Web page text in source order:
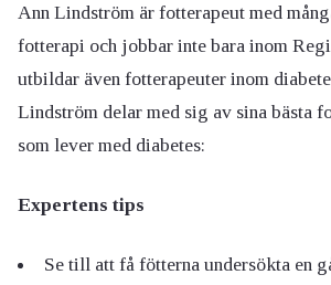
Ann Lindström är fotterapeut med
fotterapi och jobbar inte bara inom
utbildar även fotterapeuter inom
Lindström delar med sig av sina bästa
som lever med diabetes:
Expertens tips
Se till att få fötterna undersökta en